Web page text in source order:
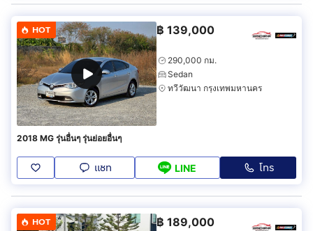
HOT ฿ 139,000
290,000 กม.
Sedan
ทวีวัฒนา กรุงเทพมหานคร
2018 MG รุ่นอื่นๆ รุ่นย่อยอื่นๆ
แชท LINE โทร
HOT ฿ 189,000